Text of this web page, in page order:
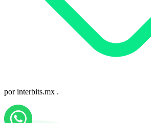
porinterbits.mx .